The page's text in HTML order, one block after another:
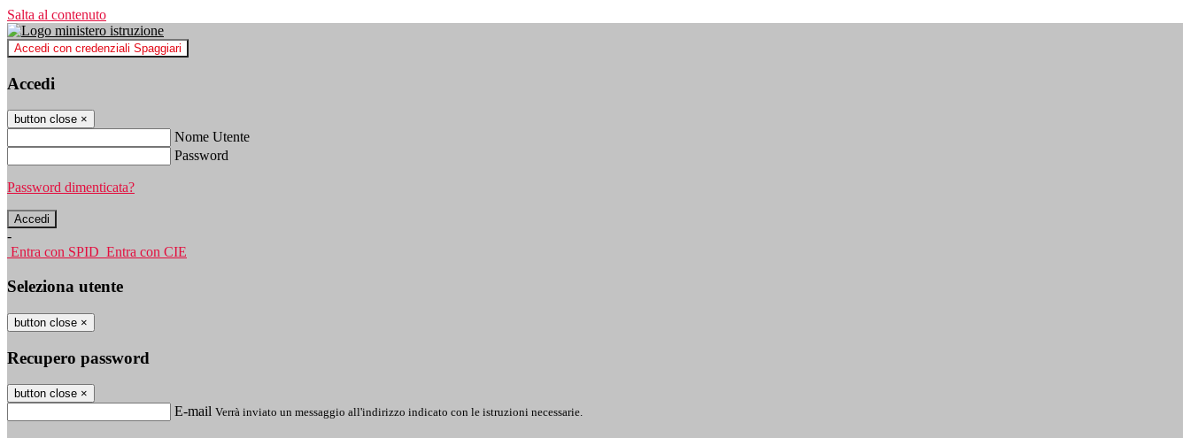
Salta al contenuto
Accedi con credenziali Spaggiari
Accedi
button close ×
Nome Utente
Password
Password dimenticata?
-
Entra con SPID Entra con CIE
Seleziona utente
button close ×
Recupero password
button close ×
E-mail Verrà inviato un messaggio all'indirizzo indicato con le istruzioni necessarie.